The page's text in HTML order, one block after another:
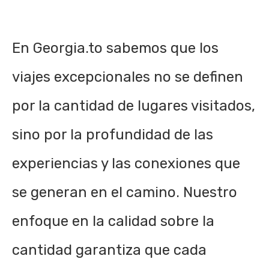
En Georgia.to sabemos que los
viajes excepcionales no se definen
por la cantidad de lugares visitados,
sino por la profundidad de las
experiencias y las conexiones que
se generan en el camino. Nuestro
enfoque en la calidad sobre la
cantidad garantiza que cada